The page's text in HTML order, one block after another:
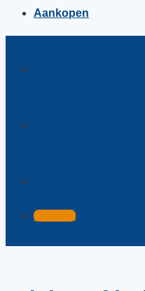
Aankopen
Contact